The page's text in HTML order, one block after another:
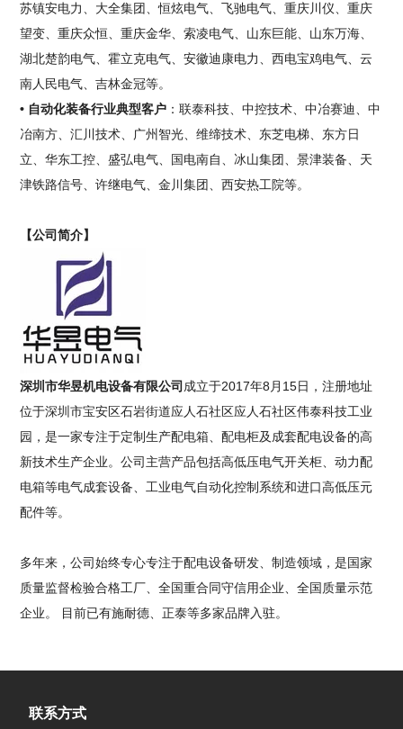
苏镇安电力、大全集团、恒炫电气、飞驰电气、重庆川仪、重庆
望变、重庆众恒、重庆金华、索凌电气、山东巨能、山东万海、
湖北楚韵电气、霍立克电气、安徽迪康电力、西电宝鸡电气、云
南人民电气、吉林金冠等。
• 自动化装备行业典型客户 ：联泰科技、中控技术、中冶赛迪、中
冶南方、汇川技术、广州智光、维缔技术、东芝电梯、东方日
立、华东工控、盛弘电气、国电南自、冰山集团、景津装备、天
津铁路信号、许继电气、金川集团、西安热工院等。
【公司简介】
深圳市华昱机电设备有限公司 成立于2017年8月15日，注册地址
位于深圳市宝安区石岩街道应人石社区应人石社区伟泰科技工业
园，是一家专注于定制生产配电箱、配电柜及成套配电设备的高
新技术生产企业。公司主营产品包括高低压电气开关柜、动力配
电箱等电气成套设备、工业电气自动化控制系统和进口高低压元
配件等。
多年来，公司始终专心专注于配电设备研发、制造领域，是国家
质量监督检验合格工厂、全国重合同守信用企业、全国质量示范
企业。 目前已有施耐德、正泰等多家品牌入驻。
联系方式